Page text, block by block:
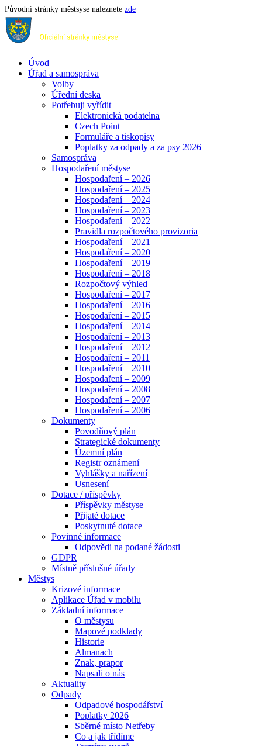
Původní stránky městsyse naleznete zde
Úvod
Úřad a samospráva
Volby
Úřední deska
Potřebuji vyřídit
Elektronická podatelna
Czech Point
Formuláře a tiskopisy
Poplatky za odpady a za psy 2026
Samospráva
Hospodaření městyse
Hospodaření – 2026
Hospodaření – 2025
Hospodaření – 2024
Hospodaření – 2023
Hospodaření – 2022
Pravidla rozpočtového provizoria
Hospodaření – 2021
Hospodaření – 2020
Hospodaření – 2019
Hospodaření – 2018
Rozpočtový výhled
Hospodaření – 2017
Hospodaření – 2016
Hospodaření – 2015
Hospodaření – 2014
Hospodaření – 2013
Hospodaření – 2012
Hospodaření – 2011
Hospodaření – 2010
Hospodaření – 2009
Hospodaření – 2008
Hospodaření – 2007
Hospodaření – 2006
Dokumenty
Povodňový plán
Strategické dokumenty
Územní plán
Registr oznámení
Vyhlášky a nařízení
Usnesení
Dotace / příspěvky
Příspěvky městyse
Přijaté dotace
Poskytnuté dotace
Povinné informace
Odpovědi na podané žádosti
GDPR
Místně příslušné úřady
Městys
Krizové informace
Aplikace Úřad v mobilu
Základní informace
O městysu
Mapové podklady
Historie
Almanach
Znak, prapor
Napsali o nás
Aktuality
Odpady
Odpadové hospodářství
Poplatky 2026
Sběrné místo Netřeby
Co a jak třídíme